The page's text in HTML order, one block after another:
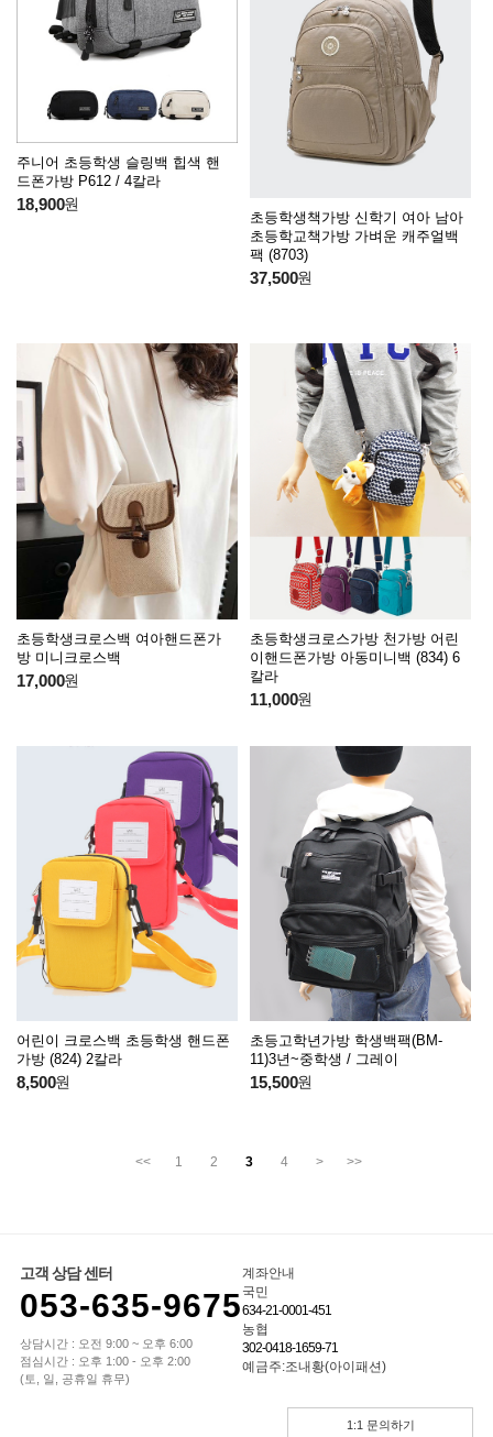
주니어 초등학생 슬링백 힙색 핸
드폰가방 P612 / 4칼라
18,900원
초등학생책가방 신학기 여아 남아
초등학교책가방 가벼운 캐주얼백
팩 (8703)
37,500원
초등학생크로스백 여아핸드폰가
방 미니크로스백
17,000원
초등학생크로스가방 천가방 어린
이핸드폰가방 아동미니백 (834) 6
칼라
11,000원
어린이 크로스백 초등학생 핸드폰
가방 (824) 2칼라
8,500원
초등고학년가방 학생백팩(BM-
11)3년~중학생 / 그레이
15,500원
<< 1 2 3 4 > >>
고객 상담 센터
053-635-9675
상담시간 : 오전 9:00 ~ 오후 6:00
점심시간 : 오후 1:00 - 오후 2:00
(토, 일, 공휴일 휴무)
계좌안내
국민
634-21-0001-451
농협
302-0418-1659-71
예금주:조내황(아이패션)
1:1 문의하기